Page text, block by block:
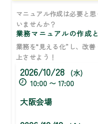
マニュアル作成は必要と
いませんか？
業務マニュアルの作成
業務を“見える化”し、改
上させよう！
2026/10/28
(水)
10:00 〜 17:00
大阪会場